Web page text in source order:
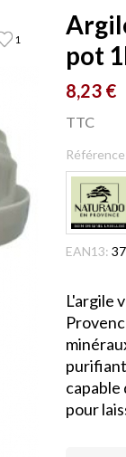
1
pot
8,23 €
TTC
EAN13:
L'argile
capable
pour